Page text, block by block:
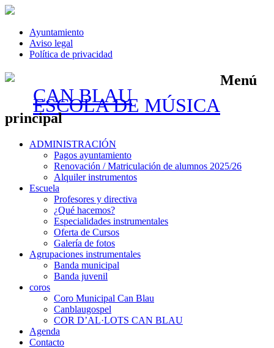
Ayuntamiento
Aviso legal
Política de privacidad
CAN BLAU
ESCOLA DE MÚSICA
Menú
principal
Saltar
ADMINISTRACIÓN
Pagos ayuntamiento
Renovación / Matriculación de alumnos 2025/26
Alquiler instrumentos
Escuela
Profesores y directiva
¿Qué hacemos?
Especialidades instrumentales
Oferta de Cursos
Galería de fotos
Agrupaciones instrumentales
Banda municipal
Banda juvenil
coros
Coro Municipal Can Blau
Canblaugospel
COR D’AL·LOTS CAN BLAU
Agenda
Contacto